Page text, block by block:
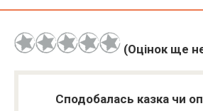
(Оцінок ще
Сподобалась казка чи